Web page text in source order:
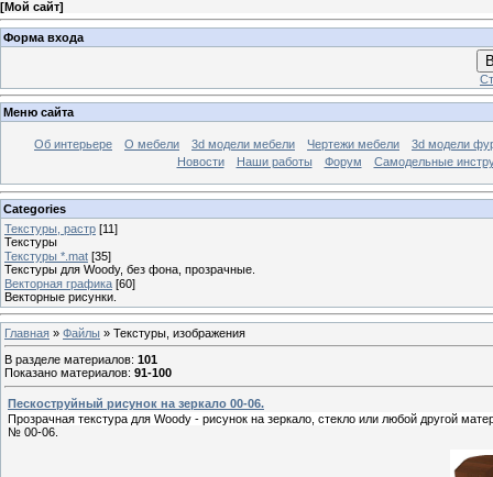
[Мой сайт]
Форма входа
Меню сайта
Об интерьере О мебели 3d модели мебели Чертежи мебели
3d модели
Новости
Наши работы Форум Самодельные
Categories
Текстуры, растр [11]
Текстуры
Текстуры *.mat [35]
Текстуры для Woody, без фона, прозрачные.
Векторная графика [60]
Векторные рисунки.
Главная » Файлы » Текстуры, изображения
В разделе материалов: 101
Показано материалов: 91-100
Пескоструйный рисунок на зеркало 00-06.
Прозрачная текстура для Woody - рисунок на зеркало, стекло или любой другой
№ 00-06.